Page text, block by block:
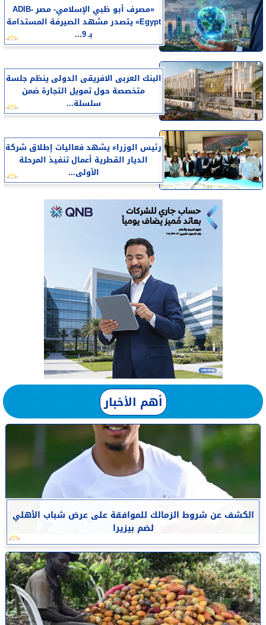
«مصرف أبو ظبي الإسلامي- مصر ADIB-
Egypt» يتصدر مشهد الصيرفة المستدامة
بـ 9...
البنك العربى الافريقى الدولى ينظم جلسة
متخصصة حول تمويل التجارة ضمن
سلسلة...
رئيس الوزراء يشهد فعاليات إطلاق شركة
الديار القطرية أعمال تنفيذ المرحلة
الأولى...
أهم الأخبار
الكشف عن شروط الزمالك للموافقة على عرض شباب الأهلي
لضم بيزيرا